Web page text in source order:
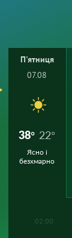
П'ятниця
07.08
38° 22°
Ясно і
безхмарно
02:00